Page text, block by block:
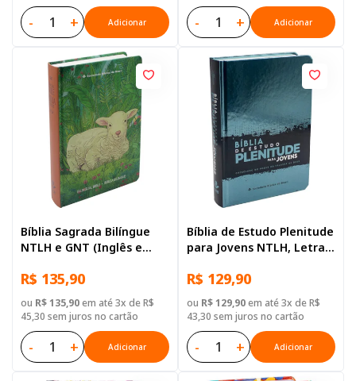
- + Adicionar - + Adicionar
Bíblia Sagrada Bilíngue
NTLH e GNT (Inglês e
para Adolescente, Letra
Regular, com mapa, Capa
Dura Ilustrada: Verde-
R$ 135,90
ou R$ 135,90em até 3x de R$
45,30 sem juros no cartão
- + Adicionar
Bíblia de Estudo Plenitude
para Jovens NTLH, Letra
Dura Azul
R$ 129,90
ou R$ 129,90em até 3x de R$
43,30 sem juros no cartão
- + Adicionar